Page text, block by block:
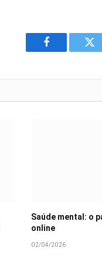
Facebook
Saúde mental: o
online
02/04/2026